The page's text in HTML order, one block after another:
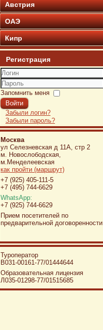
Австрия
ОАЭ
Кипр
Регистрация
Логин
Пароль
Запомнить меня
Войти
Забыли логин?
Забыли пароль?
Москва
ул Селезневская д 11А, стр 2
м. Новослободская,
м.Менделеевская
как пройти (маршрут)
+7 (925) 405-111-5
+7 (495) 744-6629
WhatsApp:
+7 (925) 744-6629
Прием посетителей по
предварительной договоренности
Туроператор
В031-00161-77/01444644
Образовательная лицензия
Л035-01298-77/01515685